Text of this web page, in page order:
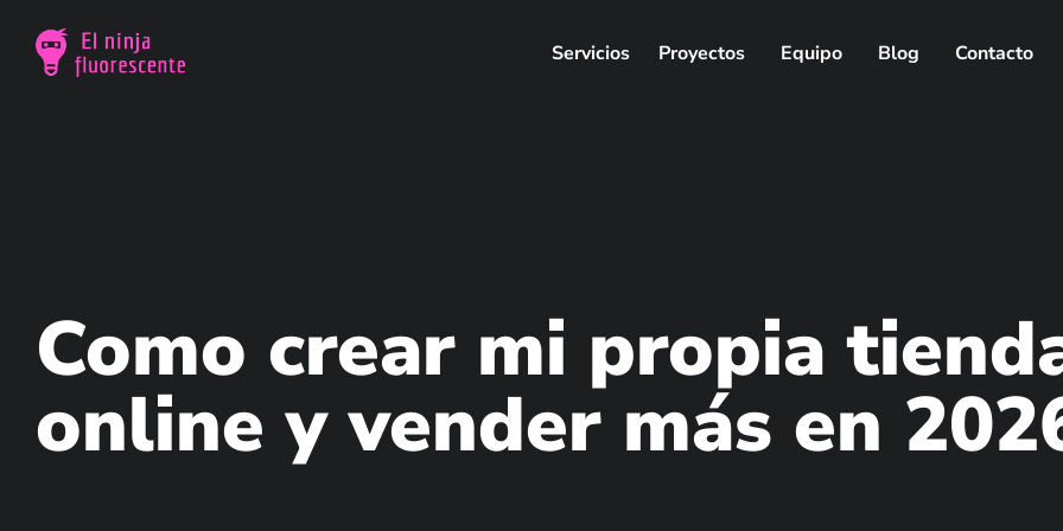
Servicios Proyectos Equipo Blog Contacto
Como crear mi propia
online y vender más en